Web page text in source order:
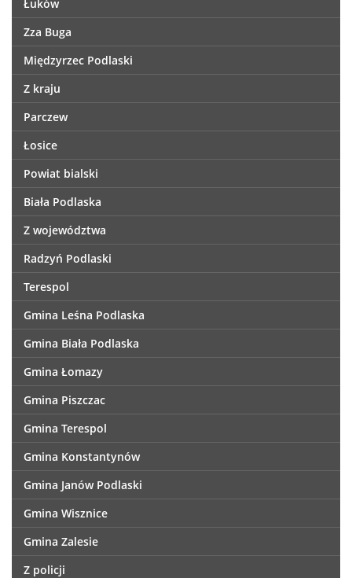
Łuków
Zza Buga
Międzyrzec Podlaski
Z kraju
Parczew
Łosice
Powiat bialski
Biała Podlaska
Z województwa
Radzyń Podlaski
Terespol
Gmina Leśna Podlaska
Gmina Biała Podlaska
Gmina Łomazy
Gmina Piszczac
Gmina Terespol
Gmina Konstantynów
Gmina Janów Podlaski
Gmina Wisznice
Gmina Zalesie
Z policji